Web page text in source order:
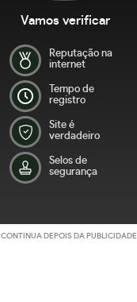
Vamos verificar
Reputação na
internet
Tempo de
registro
Site é
verdadeiro
Selos de
segurança
CONTINUA DEPOIS DA PUBLICIDADE